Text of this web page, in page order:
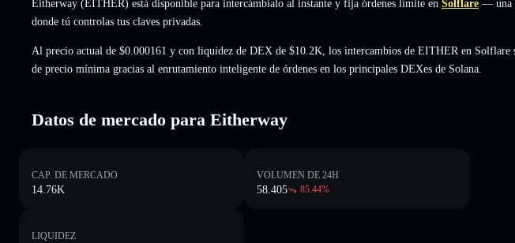
Eitherway (EITHER) está disponible para intercámbialo al instante y fija órdenes límite en Solflare — una
donde tú controlas tus claves privadas.
Al precio actual de $0.000161 y con liquidez de DEX de $10.2K, los intercambios de EITHER en Solflare
de precio mínima gracias al enrutamiento inteligente de órdenes en los principales DEXes de Solana.
Datos de mercado para Eitherway
CAP. DE MERCADO
14.76K
VOLUMEN DE 24H
58.405 85.44%
LIQUIDEZ